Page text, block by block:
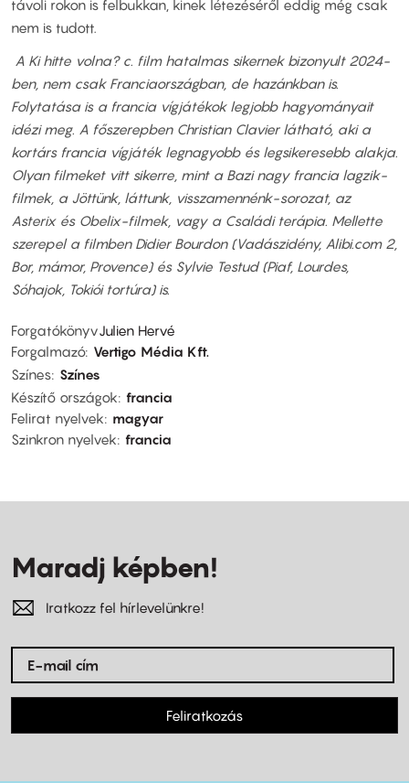
távoli rokon is felbukkan, kinek létezéséről eddig még csak
nem is tudott.
A Ki hitte volna? c. film hatalmas sikernek bizonyult 2024-
ben, nem csak Franciaországban, de hazánkban is.
Folytatása is a francia vígjátékok legjobb hagyományait
idézi meg. A főszerepben Christian Clavier látható, aki a
kortárs francia vígjáték legnagyobb és legsikeresebb alakja.
Olyan filmeket vitt sikerre, mint a Bazi nagy francia lagzik-
filmek, a Jöttünk, láttunk, visszamennénk-sorozat, az
Asterix és Obelix-filmek, vagy a Családi terápia. Mellette
szerepel a filmben Didier Bourdon (Vadászidény, Alibi.com 2,
Bor, mámor, Provence) és Sylvie Testud (Piaf, Lourdes,
Sóhajok, Tokiói tortúra) is.
ForgatókönyvJulien Hervé
Forgalmazó Vertigo Média Kft.
Színes Színes
Készítő országok francia
Felirat nyelvek
magyar
Szinkron nyelvek francia
Maradj képben!
Iratkozz fel hírlevelünkre!
Feliratkozás